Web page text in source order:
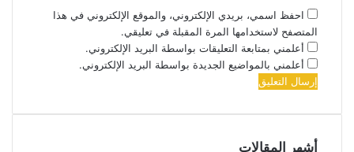
احفظ اسمي، بريدي الإلكتروني، والموقع الإلكتروني في هذا
المتصفح لاستخدامها المرة المقبلة في تعليقي.
أعلمني بمتابعة التعليقات بواسطة البريد الإلكتروني.
أعلمني بالمواضيع الجديدة بواسطة البريد الإلكتروني.
أشهر المقالات